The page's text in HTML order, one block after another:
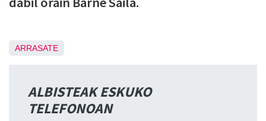
ARRASATE
ALBISTEAK ESKUKO
TELEFONOAN